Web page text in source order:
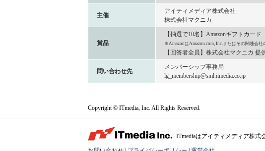
主催
アイティメディア株式会社
株式会社マクニカ
賞品
【抽選で10名】Amazonギフトカード
※AmazonはAmazon.com, Inc.またはその関連会社
【回答者全員】株式会社マクニカ 提
問い合わせ先
メンバーシップ事務局
lg_membership@sml.itmedia.co.jp
Copyright © ITmedia, Inc. All Rights Reserved.
ITmediaはアイティメディア株式